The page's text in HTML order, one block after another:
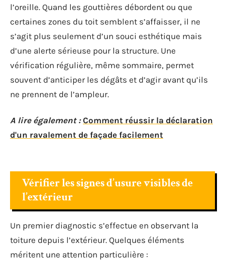
l’oreille. Quand les gouttières débordent ou que
certaines zones du toit semblent s’affaisser, il ne
s’agit plus seulement d’un souci esthétique mais
d’une alerte sérieuse pour la structure. Une
vérification régulière, même sommaire, permet
souvent d’anticiper les dégâts et d’agir avant qu’ils
ne prennent de l’ampleur.
A lire également : Comment réussir la déclaration
d'un ravalement de façade facilement
Vérifier les signes d’usure visibles de
l’extérieur
Un premier diagnostic s’effectue en observant la
toiture depuis l’extérieur. Quelques éléments
méritent une attention particulière :